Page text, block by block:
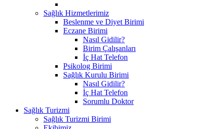
Sağlık Hizmetlerimiz
Beslenme ve Diyet Birimi
Eczane Birimi
Nasıl Gidilir?
Birim Çalışanları
İç Hat Telefon
Psikolog Birimi
Sağlık Kurulu Birimi
Nasıl Gidilir?
İç Hat Telefon
Sorumlu Doktor
Sağlık Turizmi
Sağlık Turizmi Birimi